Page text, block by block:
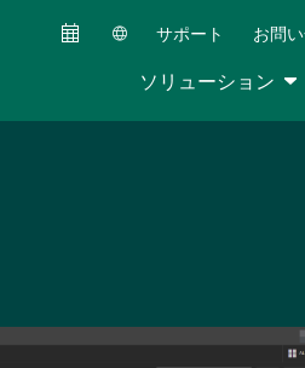
Secondary
サポート お問
ソリューション